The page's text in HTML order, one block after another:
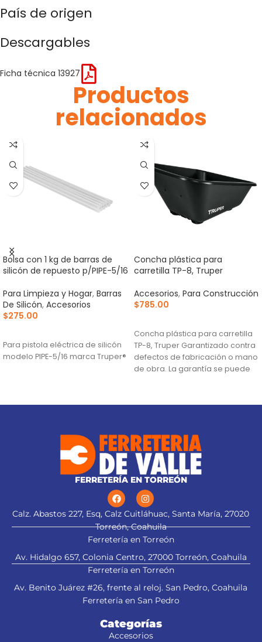
País de origen
Descargables
Ficha técnica 13927
Productos
relacionados
Bolsa con 1 kg de barras de
silicón de repuesto p/PIPE-5/16
Para Limpieza y Hogar, Barras
De Silicón, Accesorios
$275.00
Para pistola eléctrica de silicón
modelo PIPE-5/16 marca Truper®
Concha plástica para
carretilla TP-8, Truper
Accesorios, Para Construcción
$785.00
Concha plástica para carretilla
TP-8, Truper Garantizado contra
defectos de fabricación o mano
de obra. La garantía se puede
FERRETERÍA EN TORREÓN
Calz. Abastos 227, Esq, Calz Cuitláhuac, Santa María, 27020
Torreón, Coahuila
Ferretería en Torreón
Av. Hidalgo 657, Colonia Centro, 27000 Torreón, Coahuila
Ferretería en Torreón
Av. Benito Juárez #26, frente al reloj. San Pedro, Coahuila
Ferretería en San Pedro
Categorías
Accesorios